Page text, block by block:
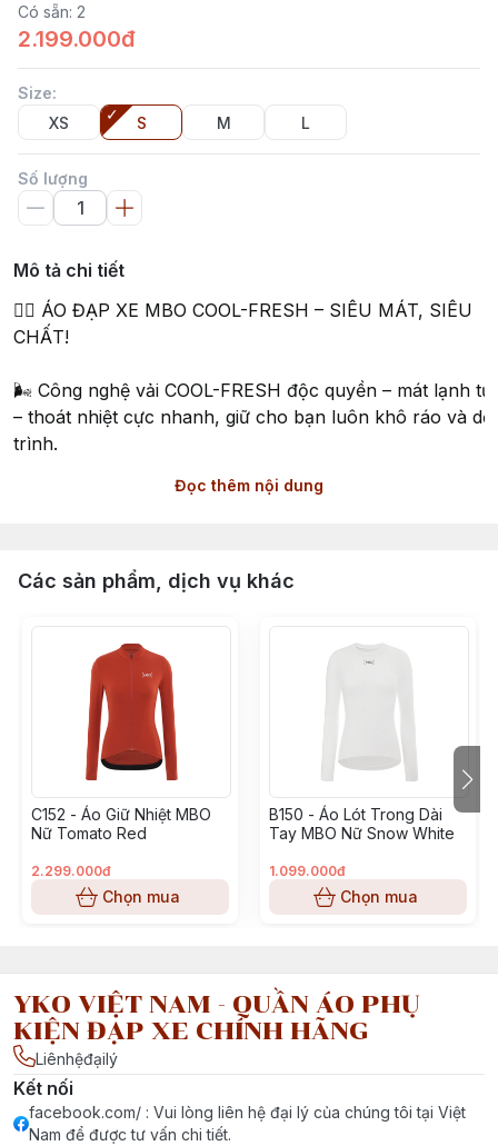
Có sẵn: 2
2.199.000đ
Size:
XS
S M L
Số lượng
Mô tả chi tiết
🚴‍♂️ ÁO ĐẠP XE MBO COOL-FRESH – SIÊU MÁT, SIÊU
CHẤT!
🌬️ Công nghệ vải COOL-FRESH độc quyền – mát lạnh
– thoát nhiệt cực nhanh, giữ cho bạn luôn khô ráo và
trình.
☀️ Chống nắng UPF 50+ – bảo vệ tối đa khỏi tia UV
🎨 Thiết kế logo trắng bản lớn nổi bật trên nền phối màu
hiện đại, gọn gàng.
💨 Form áo ôm gọn, tối ưu khí động học, đã được kiểm
VĐV chuyên nghiệp – giúp giảm sức cản gió, tăng hiệu
💡 Cổ nhỏ tôn dáng, chuẩn form – Sang mà không cầu
🔒 Khóa kéo YKK xịn sò – Trượt mượt như gió!
🧷 Viền áo silicone chống trượt – giữ áo luôn đúng vị trí
tâm khi đạp xe ban đêm.
✨ Mát – Bền – Ngầu – Đúng chất dân đạp chuyên
#mbo #cycling #aombo #quanmbo #aouke #quanuke
#quandapxe #thethao #uke #yko #santic #pmt #maap
Đọc thêm nội dung
Các sản phẩm, dịch vụ khác
C152 - Áo Giữ Nhiệt MBO
Nữ Tomato Red
2.299.000đ
Chọn mua
B150 - Áo Lót Trong Dài
Tay MBO Nữ Snow White
1.099.000đ
Chọn mua
YKO VIỆT NAM - QUẦN ÁO PHỤ
KIỆN ĐẠP XE CHÍNH HÃNG
Liênhệđạilý
Kết nối
facebook.com/ : Vui lòng liên hệ đại lý của chúng tôi tại Việt
Nam để được tư vấn chi tiết.